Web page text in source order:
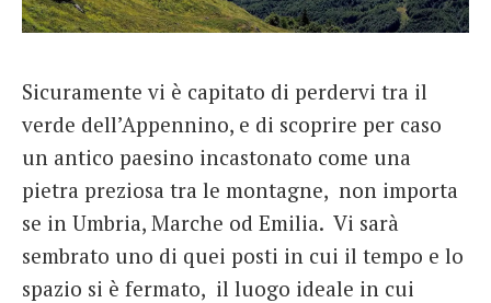
French
Sicuramente vi è capitato di perdervi tra il
verde dell’Appennino, e di scoprire per caso
un antico paesino incastonato come una
pietra preziosa tra le montagne, non importa
se in Umbria, Marche od Emilia. Vi sarà
sembrato uno di quei posti in cui il tempo e lo
spazio si è fermato, il luogo ideale in cui